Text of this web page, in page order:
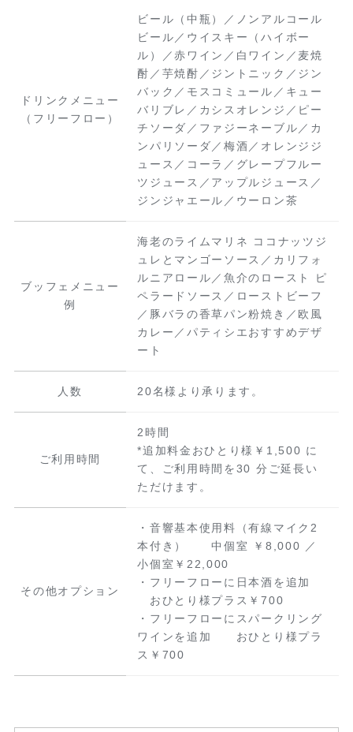
ドリンクメニュー
（フリーフロー）
ビール（中瓶）／ノンアルコール
ビール／ウイスキー（ハイボー
ル）／赤ワイン／白ワイン／麦焼
酎／芋焼酎／ジントニック／ジン
バック／モスコミュール／キュー
バリブレ／カシスオレンジ／ピー
チソーダ／ファジーネーブル／カ
ンパリソーダ／梅酒／オレンジジ
ュース／コーラ／グレープフルー
ツジュース／アップルジュース／
ジンジャエール／ウーロン茶
ブッフェメニュー
例
海老のライムマリネ ココナッツジ
ュレとマンゴーソース／カリフォ
ルニアロール／魚介のロースト ピ
ペラードソース／ローストビーフ
／豚バラの香草パン粉焼き／欧風
カレー／パティシエおすすめデザ
ート
人数 20名様より承ります。
ご利用時間
2時間
*追加料金おひとり様￥1,500 に
て、ご利用時間を30 分ご延長い
ただけます。
その他オプション
・音響基本使用料（有線マイク2
本付き） 中個室 ￥8,000 ／
小個室￥22,000
・フリーフローに日本酒を追加
おひとり様プラス￥700
・フリーフローにスパークリング
ワインを追加 おひとり様プラ
ス￥700